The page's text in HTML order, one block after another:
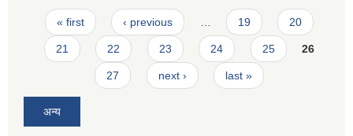
Pages
« first ‹ previous 19 20
21 22 23 24 25 26
27 next › last »
अन्य